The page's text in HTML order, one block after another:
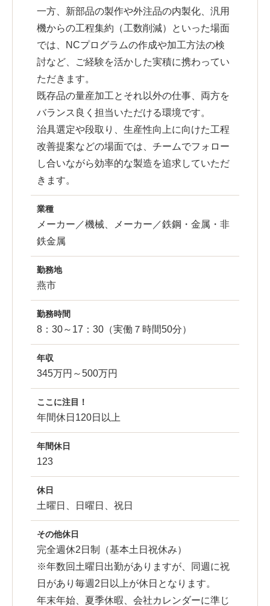
一方、新部品の製作や外注品の内製化、汎用
機からの工程集約（工数削減）といった場面
では、NCプログラムの作成や加工方法の検
討など、ご経験を活かした実積に携わってい
ただきます。
既存品の量産加工とそれ以外の仕事、両方を
バランス良く担当いただける環境です。
治具選定や段取り、生産性向上に向けた工程
改善提案などの場面では、チームでフォロー
し合いながら効率的な製造を追求していただ
きます。
業種
メーカー／機械、メーカー／鉄鋼・金属・非
鉄金属
勤務地
燕市
勤務時間
8：30～17：30（実働７時間50分）
年収
345万円～500万円
ここに注目！
年間休日120日以上
年間休日
123
休日
土曜日、日曜日、祝日
その他休日
完全週休2日制（基本土日祝休み）
※年数回土曜日出勤がありますが、同週に祝
日があり毎週2日以上が休日となります。
年末年始、夏季休暇、会社カレンダーに準じ